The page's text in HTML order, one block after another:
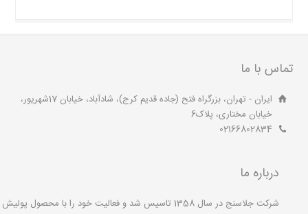
تماس با ما
ایران - تهران، بزرگراه فتح (جاده قدیم کرج)، شادآباد، خیابان 17شهریور،
خیابان مختاری، پلاک6
02166802834
درباره ما
شرکت جلاسنج در سال 1358 تاسیس شد و فعالیت خود را با محصول پولیش